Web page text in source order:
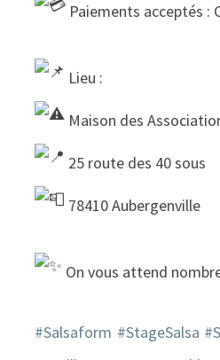
Paiements acceptés :
Lieu :
Maison des
25 route des 40 sous
78410 Aubergenville
On vous attend
#Salsaform #StageSalsa